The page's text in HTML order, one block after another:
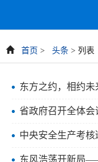
首页 > 头条 > 列表
东方之约，相约
省政府召开全体
中央安全生产考
东风浩荡开新局